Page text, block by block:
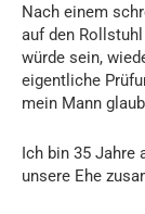
Nach einem
auf den
würde sein,
eigentliche
mein Mann
Ich bin 35 Jahre
unsere Ehe